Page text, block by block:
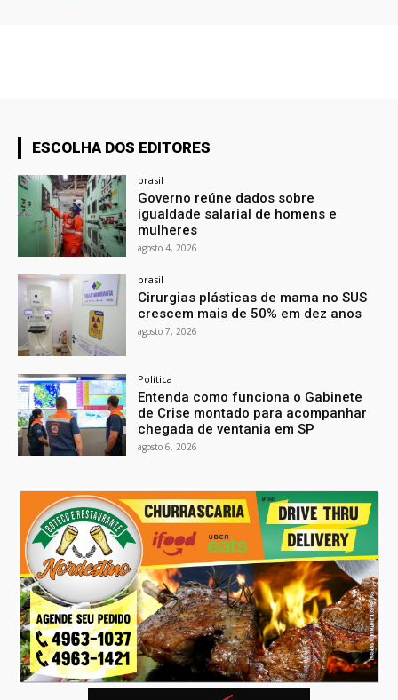
ESCOLHA DOS EDITORES
brasil
Governo reúne dados sobre
igualdade salarial de homens e
mulheres
agosto 4, 2026
brasil
Cirurgias plásticas de mama no SUS
crescem mais de 50% em dez anos
agosto 7, 2026
Política
Entenda como funciona o Gabinete
de Crise montado para acompanhar
chegada de ventania em SP
agosto 6, 2026